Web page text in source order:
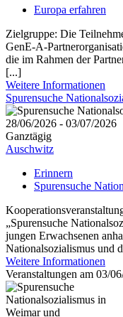
Europa erfahren
Zielgruppe: Die
GenE-A-
die im Rahmen der
[...]
Weitere Informationen
Spurensuche
28/06/2026 - 03/07/2026
Ganztägig
Auschwitz
Erinnern
Spurensuche
„Spurensuche
jungen Erwachsenen
Nationalsozialismus und
Weitere Informationen
Veranstaltungen am 03/